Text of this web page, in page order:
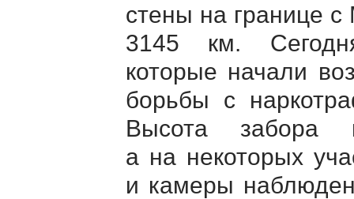
стены на границе
3145 км.
которые начали
борьбы с
Высота забора
а на некоторых
и камеры